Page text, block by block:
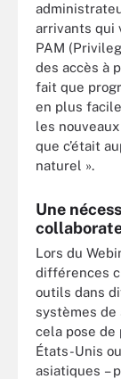
arrivants qui
PAM
des accès à
fait que
en plus
les
que c’était
naturel ».
Une
Lors du
différences
outils dans
systèmes de
cela pose de
États-Unis
asiatiques –